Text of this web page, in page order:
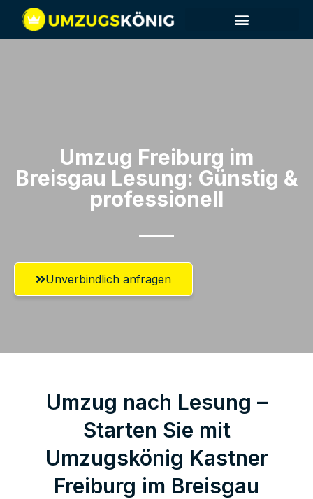
Umzug Freiburg im
Breisgau​ Lesung: Günstig &
professionell​
Unverbindlich anfragen
Umzug nach Lesung –
Starten Sie mit
Umzugskönig Kastner
Freiburg im Breisgau